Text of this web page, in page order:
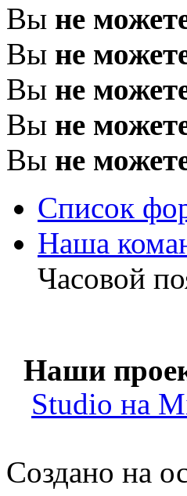
Вы не
Вы не
Вы не
Вы не
Вы не
Список
Наша
Часовой
Наши
Studio на
Создано на